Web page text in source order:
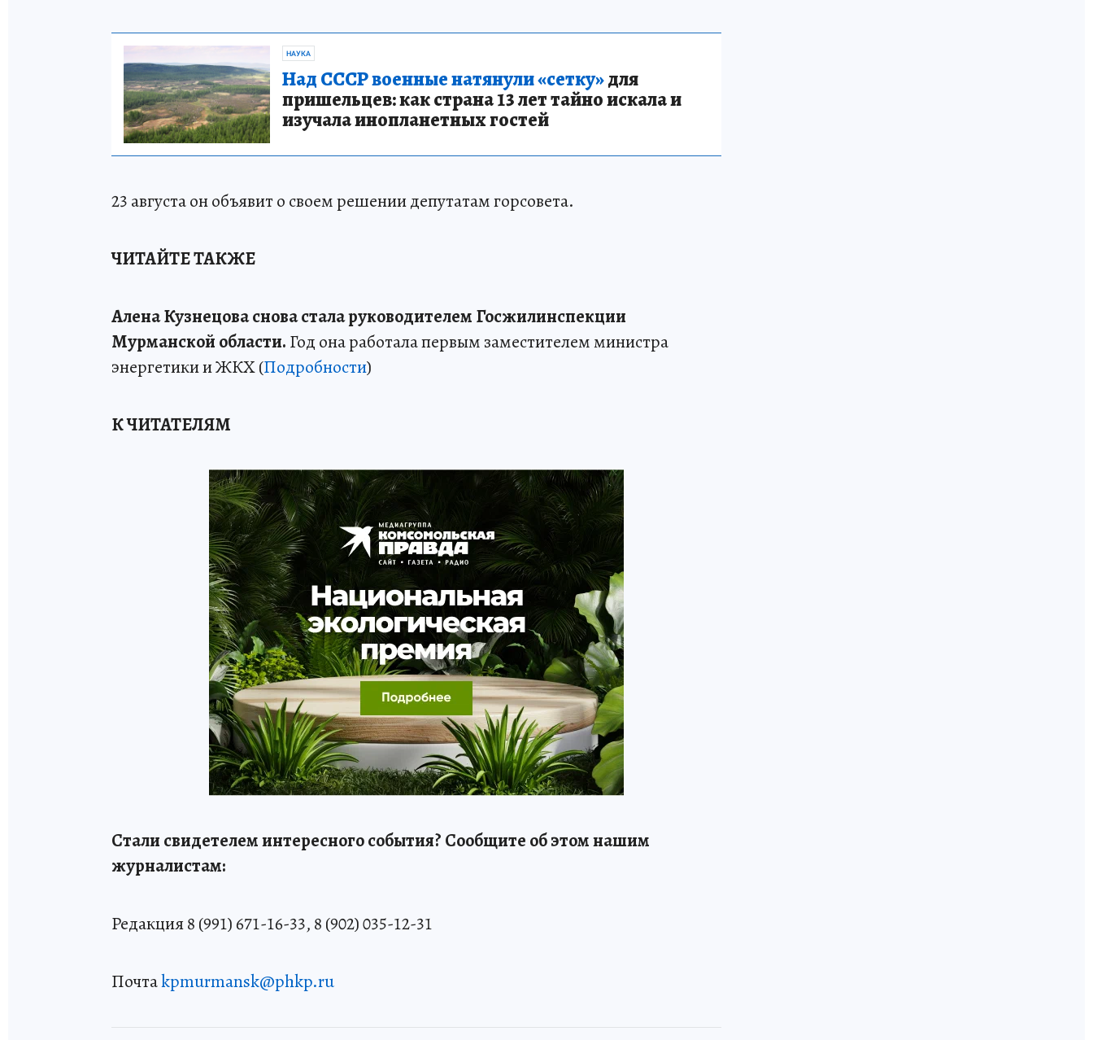
НАУКА
Над СССР военные натянули «сетку»для
пришельцев: как страна 13 лет тайно искала и
изучала инопланетных гостей
23 августа он объявит о своем решении депутатам горсовета.
ЧИТАЙТЕ ТАКЖЕ
Алена Кузнецова снова стала руководителем Госжилинспекции
Мурманской области. Год она работала первым заместителем министра
энергетики и ЖКХ (Подробности)
К ЧИТАТЕЛЯМ
Стали свидетелем интересного события? Сообщите об этом нашим
журналистам:
Редакция 8 (991) 671-16-33, 8 (902) 035-12-31
Почтаkpmurmansk@phkp.ru